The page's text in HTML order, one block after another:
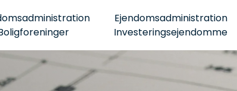
Ejendomsadministration
Investeringsejendomme